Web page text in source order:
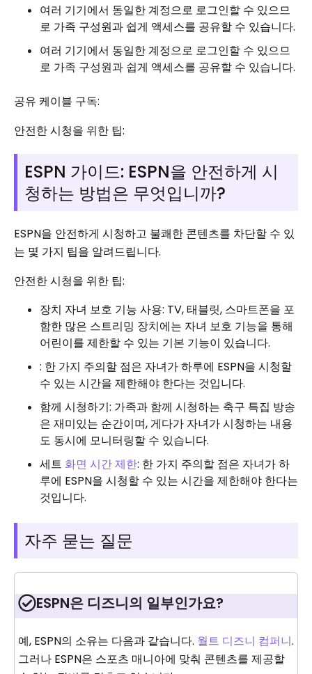
여러 기기에서 동일한 계정으로 로그인할 수 있으므
로 가족 구성원과 쉽게 액세스를 공유할 수 있습니다.
여러 기기에서 동일한 계정으로 로그인할 수 있으므
로 가족 구성원과 쉽게 액세스를 공유할 수 있습니다.
공유 케이블 구독:
안전한 시청을 위한 팁:
ESPN 가이드: ESPN을 안전하게 시
청하는 방법은 무엇입니까?
ESPN을 안전하게 시청하고 불쾌한 콘텐츠를 차단할 수 있
는 몇 가지 팁을 알려드립니다.
안전한 시청을 위한 팁:
장치 자녀 보호 기능 사용: TV, 태블릿, 스마트폰을 포
함한 많은 스트리밍 장치에는 자녀 보호 기능을 통해
어린이를 제한할 수 있는 기본 기능이 있습니다.
: 한 가지 주의할 점은 자녀가 하루에 ESPN을 시청할
수 있는 시간을 제한해야 한다는 것입니다.
함께 시청하기: 가족과 함께 시청하는 축구 특집 방송
은 재미있는 순간이며, 게다가 자녀가 시청하는 내용
도 동시에 모니터링할 수 있습니다.
세트 화면 시간 제한: 한 가지 주의할 점은 자녀가 하
루에 ESPN을 시청할 수 있는 시간을 제한해야 한다는
것입니다.
자주 묻는 질문
ESPN은 디즈니의 일부인가요?
예, ESPN의 소유는 다음과 같습니다. 월트 디즈니 컴퍼니.
그러나 ESPN은 스포츠 매니아에 맞춰 콘텐츠를 제공할